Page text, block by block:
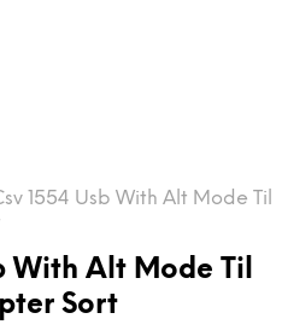
1554 Usb With Alt Mode Til
With Alt Mode Til
Sort